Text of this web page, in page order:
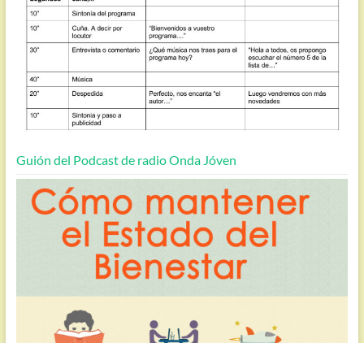
Guión del Podcast de radio Onda Jóven